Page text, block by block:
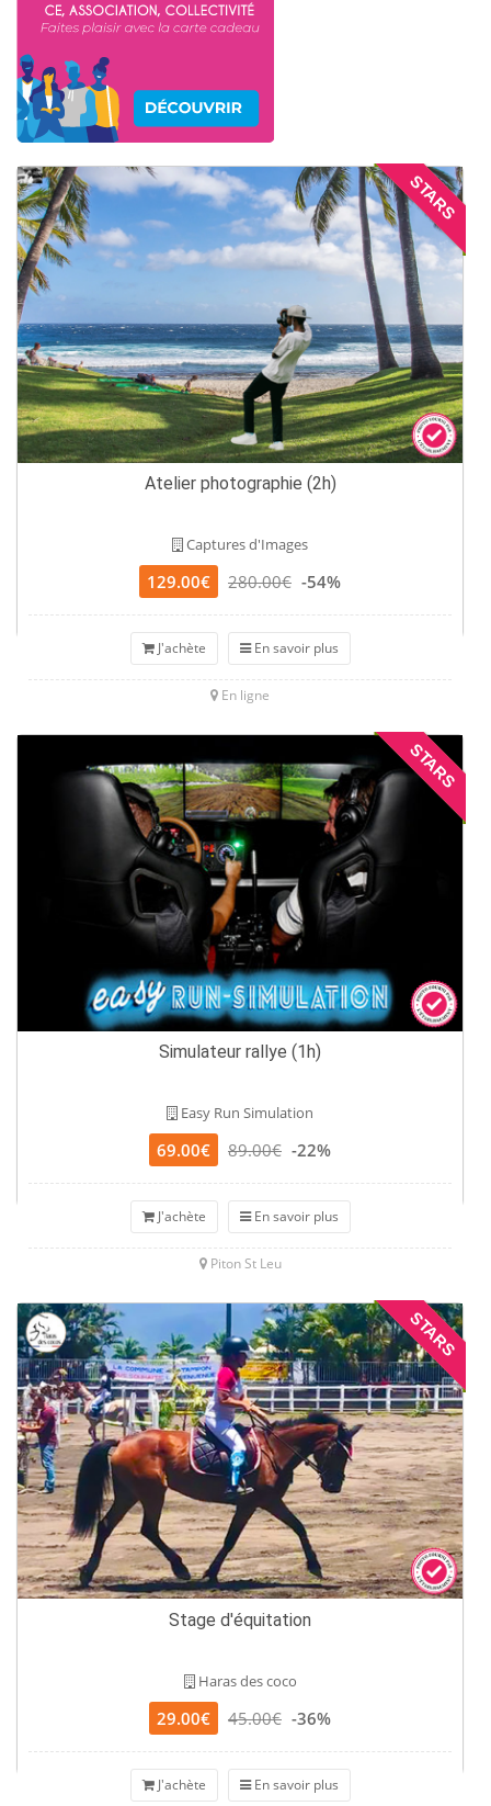
STARS
Atelier photographie (2h)
Captures d'Images
129.00€ 280.00€ -54%
J'achète En savoir plus
En ligne
STARS
Simulateur rallye (1h)
Easy Run Simulation
69.00€ 89.00€ -22%
J'achète En savoir plus
Piton St Leu
STARS
Stage d'équitation
Haras des coco
29.00€ 45.00€ -36%
J'achète En savoir plus